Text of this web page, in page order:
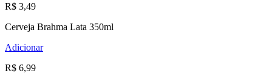
R$ 3,49
Cerveja Brahma Lata 350ml
Adicionar
R$ 6,99